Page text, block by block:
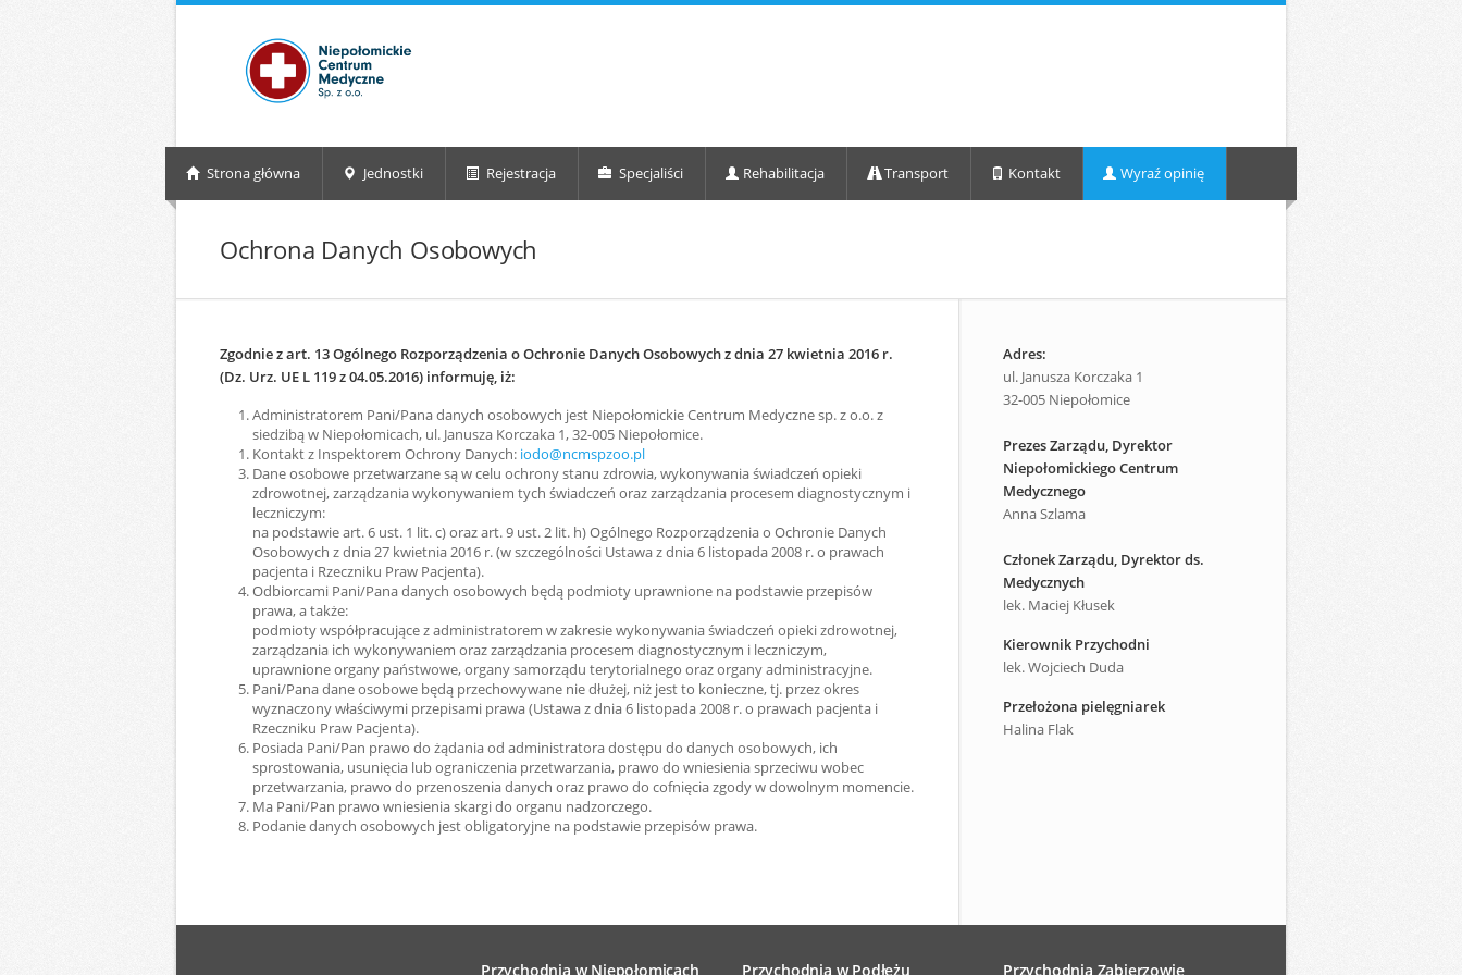
Strona główna Jednostki Rejestracja Specjaliści Rehabilitacja Transport Kontakt Wyraź opinię
Ochrona Danych Osobowych
Zgodnie z art. 13 Ogólnego Rozporządzenia o Ochronie Danych Osobowych z dnia 27 kwietnia 2016 r.
(Dz. Urz. UE L 119 z 04.05.2016) informuję, iż:
Administratorem Pani/Pana danych osobowych jest Niepołomickie Centrum Medyczne sp. z o.o. z
siedzibą w Niepołomicach, ul. Janusza Korczaka 1, 32-005 Niepołomice.
Kontakt z Inspektorem Ochrony Danych: iodo@ncmspzoo.pl
Dane osobowe przetwarzane są w celu ochrony stanu zdrowia, wykonywania świadczeń opieki
zdrowotnej, zarządzania wykonywaniem tych świadczeń oraz zarządzania procesem diagnostycznym i
leczniczym:
na podstawie art. 6 ust. 1 lit. c) oraz art. 9 ust. 2 lit. h) Ogólnego Rozporządzenia o Ochronie Danych
Osobowych z dnia 27 kwietnia 2016 r. (w szczególności Ustawa z dnia 6 listopada 2008 r. o prawach
pacjenta i Rzeczniku Praw Pacjenta).
Odbiorcami Pani/Pana danych osobowych będą podmioty uprawnione na podstawie przepisów
prawa, a także:
podmioty współpracujące z administratorem w zakresie wykonywania świadczeń opieki zdrowotnej,
zarządzania ich wykonywaniem oraz zarządzania procesem diagnostycznym i leczniczym,
uprawnione organy państwowe, organy samorządu terytorialnego oraz organy administracyjne.
Pani/Pana dane osobowe będą przechowywane nie dłużej, niż jest to konieczne, tj. przez okres
wyznaczony właściwymi przepisami prawa (Ustawa z dnia 6 listopada 2008 r. o prawach pacjenta i
Rzeczniku Praw Pacjenta).
Posiada Pani/Pan prawo do żądania od administratora dostępu do danych osobowych, ich
sprostowania, usunięcia lub ograniczenia przetwarzania, prawo do wniesienia sprzeciwu wobec
przetwarzania, prawo do przenoszenia danych oraz prawo do cofnięcia zgody w dowolnym momencie.
Ma Pani/Pan prawo wniesienia skargi do organu nadzorczego.
Podanie danych osobowych jest obligatoryjne na podstawie przepisów prawa.
Adres:
ul. Janusza Korczaka 1
32-005 Niepołomice
Prezes Zarządu, Dyrektor
Niepołomickiego Centrum
Medycznego
Anna Szlama
Członek Zarządu, Dyrektor ds.
Medycznych
lek. Maciej Kłusek
Kierownik Przychodni
lek. Wojciech Duda
Przełożona pielęgniarek
Halina Flak
Przychodnia w Niepołomicach Przychodnia w Podłężu Przychodnia Zabierzowie